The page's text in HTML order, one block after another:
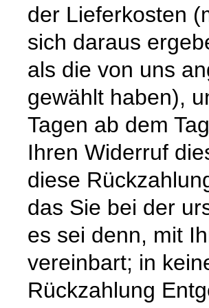
der Lieferkosten
sich daraus
als die von uns
gewählt haben),
Tagen ab dem
Ihren Widerruf
diese
das Sie bei der
es sei denn, mit
vereinbart; in
Rückzahlung